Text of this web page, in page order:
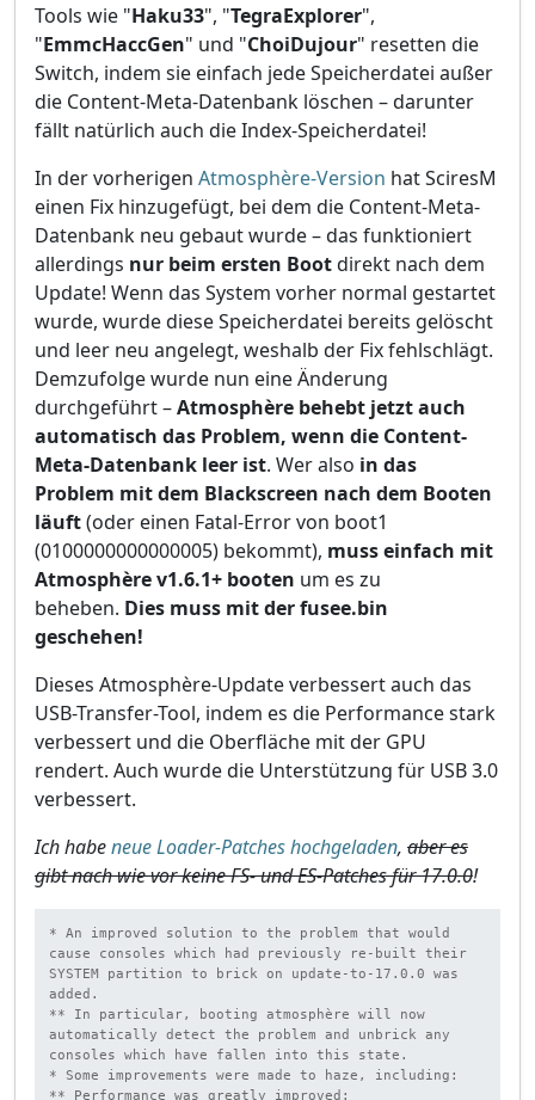
Tools wie "Haku33", "TegraExplorer",
"EmmcHaccGen" und "ChoiDujour" resetten die
Switch, indem sie einfach jede Speicherdatei außer
die Content-Meta-Datenbank löschen – darunter
fällt natürlich auch die Index-Speicherdatei!
In der vorherigen Atmosphère-Version hat SciresM
einen Fix hinzugefügt, bei dem die Content-Meta-
Datenbank neu gebaut wurde – das funktioniert
allerdings nur beim ersten Bootdirekt nach dem
Update! Wenn das System vorher normal gestartet
wurde, wurde diese Speicherdatei bereits gelöscht
und leer neu angelegt, weshalb der Fix fehlschlägt.
Demzufolge wurde nun eine Änderung
durchgeführt –Atmosphère behebt jetzt auch
automatisch das Problem, wenn die Content-
Meta-Datenbank leer ist. Wer also in das
Problem mit dem Blackscreen nach dem Booten
läuft(oder einen Fatal-Error von boot1
(0100000000000005) bekommt), muss einfach mit
Atmosphère v1.6.1+ booten um es zu
beheben. Dies muss mit der fusee.bin
geschehen!
Dieses Atmosphère-Update verbessert auch das
USB-Transfer-Tool, indem es die Performance stark
verbessert und die Oberfläche mit der GPU
rendert. Auch wurde die Unterstützung für USB 3.0
verbessert.
Ich habeneue Loader-Patches hochgeladen, aber es
gibt nach wie vor keine FS- und ES-Patches für 17.0.0!
* An improved solution to the problem that would
cause consoles which had previously re-built their
SYSTEM partition to brick on update-to-17.0.0 was
added.
** In particular, booting atmosphère will now
automatically detect the problem and unbrick any
consoles which have fallen into this state.
* Some improvements were made to haze, including:
** Performance was greatly improved: